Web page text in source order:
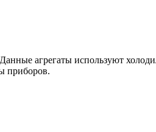
агрегаты используют
приборов.